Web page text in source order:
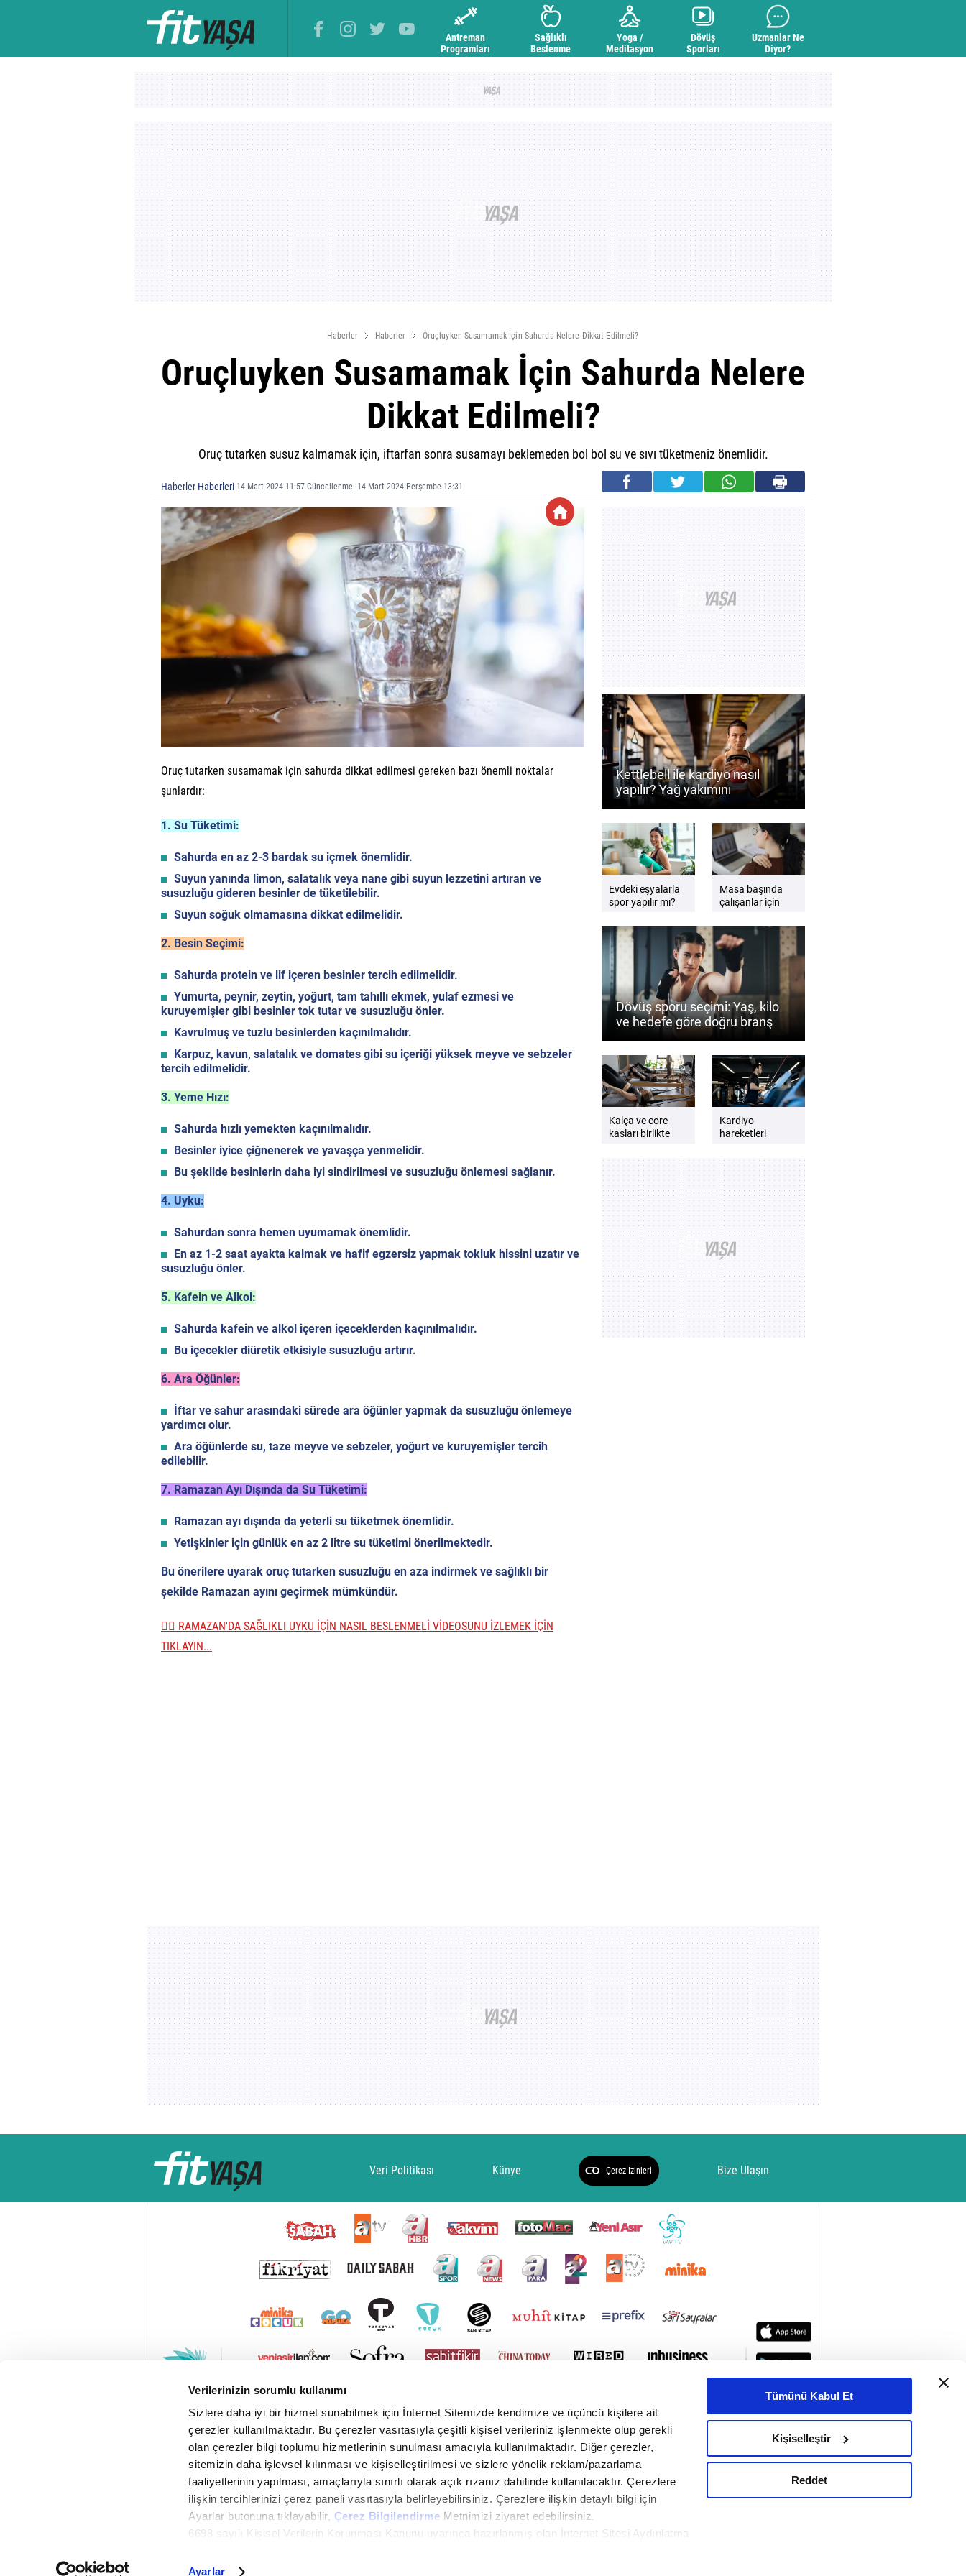
Verilerinizin sorumlu kullanımı
Sizlere daha iyi bir hizmet sunabilmek için İnternet Sitemizde kendimize ve üçüncü kişilere ait
çerezler kullanılmaktadır. Bu çerezler vasıtasıyla çeşitli kişisel verileriniz işlenmekte olup gerekli
olan çerezler bilgi toplumu hizmetlerinin sunulması amacıyla kullanılmaktadır. Diğer çerezler,
sitemizin daha işlevsel kılınması ve kişiselleştirilmesi ve sizlere yönelik reklam/pazarlama
faaliyetlerinin yapılması, amaçlarıyla sınırlı olarak açık rızanız dahilinde kullanılacaktır. Çerezlere
ilişkin tercihlerinizi çerez paneli vasıtasıyla belirleyebilirsiniz. Çerezlere ilişkin detaylı bilgi için
Ayarlar butonuna tıklayabilir, Çerez Bilgilendirme Metnimizi ziyaret edebilirsiniz.
6698 sayılı Kişisel Verilerin Korunması Kanunu uyarınca hazırlanmış olan İnternet Sitesi Aydınlatma
daha detaylı bilgi almak için lütfen
Ayarlar
Tümünü Kabul Et
Kişiselleştir
Reddet
Antreman
Programları
Sağlıklı
Beslenme
Yoga /
Meditasyon
Dövüş
Sporları
Uzmanlar Ne
Diyor?
Haberler Haberler Oruçluyken Susamamak İçin Sahurda Nelere Dikkat Edilmeli?
Oruçluyken Susamamak İçin Sahurda Nelere
Dikkat Edilmeli?
Oruç tutarken susuz kalmamak için, iftarfan sonra susamayı beklemeden bol bol su ve sıvı tüketmeniz önemlidir.
Haberler Haberleri 14 Mart 2024 11:57 Güncellenme: 14 Mart 2024 Perşembe 13:31
Oruç tutarken susamamak için sahurda dikkat edilmesi gereken bazı önemli noktalar
şunlardır:
1. Su Tüketimi:
Sahurda en az 2-3 bardak su içmek önemlidir.
Suyun yanında limon, salatalık veya nane gibi suyun lezzetini artıran ve
susuzluğu gideren besinler de tüketilebilir.
Suyun soğuk olmamasına dikkat edilmelidir.
2. Besin Seçimi:
Sahurda protein ve lif içeren besinler tercih edilmelidir.
Yumurta, peynir, zeytin, yoğurt, tam tahıllı ekmek, yulaf ezmesi ve
kuruyemişler gibi besinler tok tutar ve susuzluğu önler.
Kavrulmuş ve tuzlu besinlerden kaçınılmalıdır.
Karpuz, kavun, salatalık ve domates gibi su içeriği yüksek meyve ve sebzeler
tercih edilmelidir.
3. Yeme Hızı:
Sahurda hızlı yemekten kaçınılmalıdır.
Besinler iyice çiğnenerek ve yavaşça yenmelidir.
Bu şekilde besinlerin daha iyi sindirilmesi ve susuzluğu önlemesi sağlanır.
4. Uyku:
Sahurdan sonra hemen uyumamak önemlidir.
En az 1-2 saat ayakta kalmak ve hafif egzersiz yapmak tokluk hissini uzatır ve
susuzluğu önler.
5. Kafein ve Alkol:
Sahurda kafein ve alkol içeren içeceklerden kaçınılmalıdır.
Bu içecekler diüretik etkisiyle susuzluğu artırır.
6. Ara Öğünler:
İftar ve sahur arasındaki sürede ara öğünler yapmak da susuzluğu önlemeye
yardımcı olur.
Ara öğünlerde su, taze meyve ve sebzeler, yoğurt ve kuruyemişler tercih
edilebilir.
7. Ramazan Ayı Dışında da Su Tüketimi:
Ramazan ayı dışında da yeterli su tüketmek önemlidir.
Yetişkinler için günlük en az 2 litre su tüketimi önerilmektedir.
Bu önerilere uyarak oruç tutarken susuzluğu en aza indirmek ve sağlıklı bir
şekilde Ramazan ayını geçirmek mümkündür.
👉🏼 RAMAZAN'DA SAĞLIKLI UYKU İÇİN NASIL BESLENMELİ VİDEOSUNU İZLEMEK İÇİN
TIKLAYIN...
Kettlebell ile kardiyo nasıl
yapılır? Yağ yakımını
destekleyen antrenman
rehberi
Evdeki eşyalarla
spor yapılır mı?
rehberi
Masa başında
çalışanlar için
esnemeleri
Dövüş sporu seçimi: Yaş, kilo
ve hedefe göre doğru branş
nasıl belirlenir?
Kalça ve core
kasları birlikte
çalıştırılmalıdır?
Güçlü ve dengeli
bir vücut için
öneriler
Kardiyo
hareketleri
seviyesini artırır
mı? Daha zinde
hissetmek için
kardiyo önerileri
Veri Politikası Künye Çerez İzinleri Bize Ulaşın